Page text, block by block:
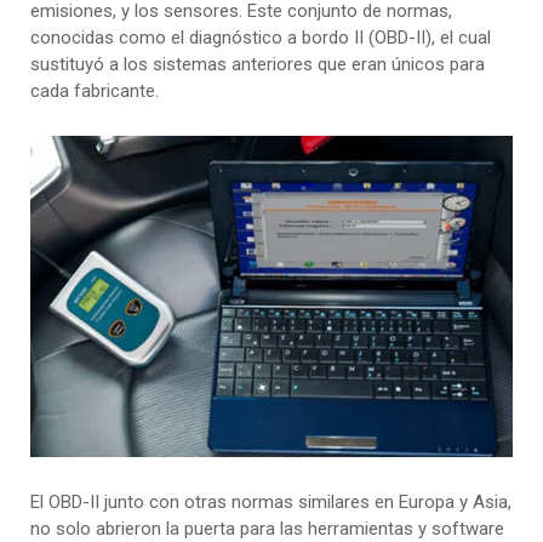
emisiones, y los sensores. Este conjunto de normas,
conocidas como el diagnóstico a bordo II (OBD-II), el cual
sustituyó a los sistemas anteriores que eran únicos para
cada fabricante.
El OBD-II junto con otras normas similares en Europa y Asia,
no solo abrieron la puerta para las herramientas y software